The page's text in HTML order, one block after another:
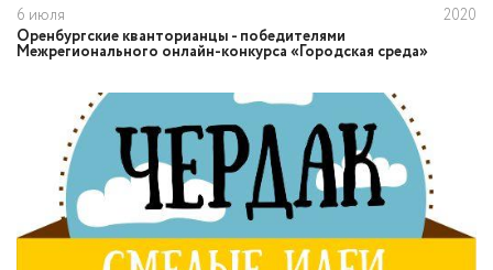
6 июля
2020
Оренбургские кванторианцы - победителями
Межрегионального онлайн-конкурса «Городская среда»